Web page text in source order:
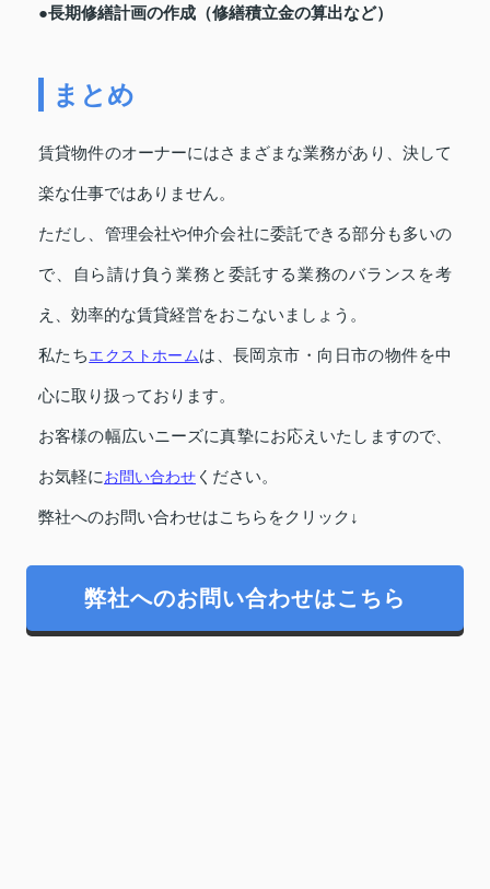
●長期修繕計画の作成（修繕積立金の算出など）
まとめ
賃貸物件のオーナーにはさまざまな業務があり、決して
楽な仕事ではありません。
ただし、管理会社や仲介会社に委託できる部分も多いの
で、自ら請け負う業務と委託する業務のバランスを考
え、効率的な賃貸経営をおこないましょう。
私たちエクストホームは、長岡京市・向日市の物件を中
心に取り扱っております。
お客様の幅広いニーズに真摯にお応えいたしますので、
お気軽にお問い合わせ ください。
弊社へのお問い合わせはこちらをクリック↓
弊社へのお問い合わせはこちら